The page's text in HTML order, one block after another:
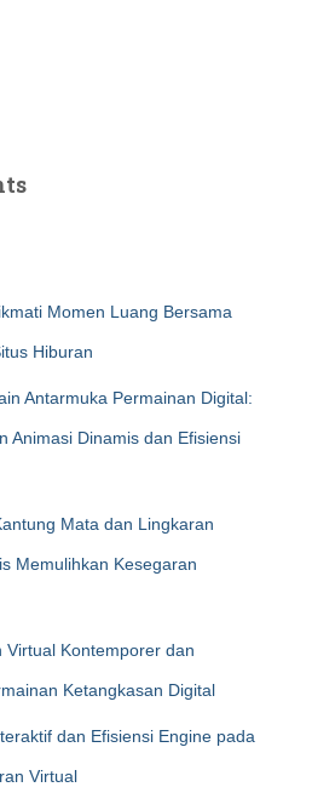
Momen Luang Bersama
Hiburan
Antarmuka Permainan Digital:
Animasi Dinamis dan Efisiensi
Mata dan Lingkaran
Memulihkan Kesegaran
Virtual Kontemporer dan
Ketangkasan Digital
dan Efisiensi Engine pada
Virtual